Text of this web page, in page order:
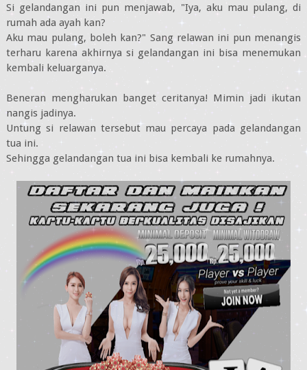
Si gelandangan ini pun menjawab, "Iya, aku mau pulang, di
rumah ada ayah kan?
Aku mau pulang, boleh kan?" Sang relawan ini pun menangis
terharu karena akhirnya si gelandangan ini bisa menemukan
kembali keluarganya.
Beneran mengharukan banget ceritanya! Mimin jadi ikutan
nangis jadinya.
Untung si relawan tersebut mau percaya pada gelandangan
tua ini.
Sehingga gelandangan tua ini bisa kembali ke rumahnya.